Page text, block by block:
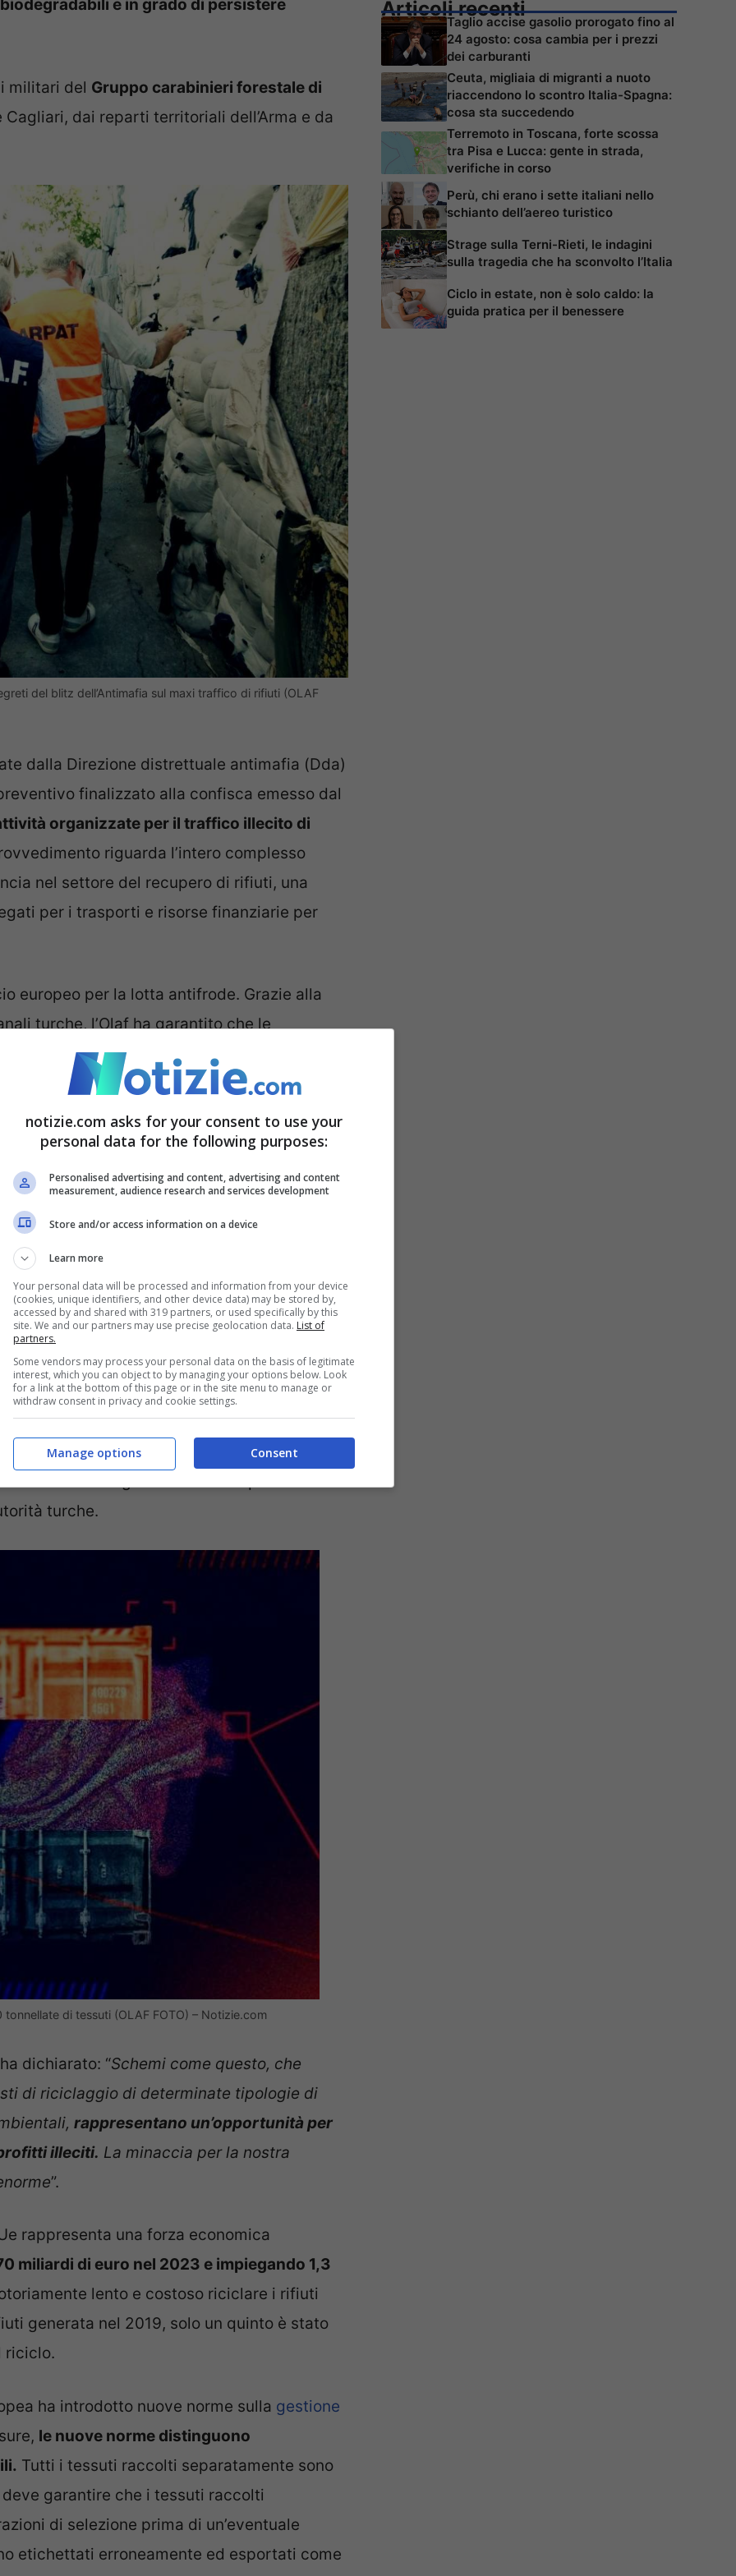
e in grado di persistere
militari del Gruppo carabinieri forestale di
dai reparti territoriali dell’Arma e da
del blitz dell’Antimafia sul maxi traffico di rifiuti (OLAF
dalla Direzione distrettuale antimafia (Dda)
finalizzato alla confisca emesso dal
organizzate per il traffico illecito di
riguarda l’intero complesso
nel settore del recupero di rifiuti, una
per i trasporti e risorse finanziarie per
europeo per la lotta antifrode. Grazie alla
turche, l’Olaf ha garantito che le
loro arrivo in Turchia.
Sono state
importati illegalmente dall’Italia alla
rinvenute quasi 2.100
sul posto organizzata dalle autorità turche
regionale toscana per la protezione
state rinvenute quasi 2.100 tonnellate di
diun impianto di riciclaggio turco gestito
e ai requisiti di autorizzazione turche.
di rifiuti tessili provenienti dall’Italiae
nel porto turco di Mersin, anch’esse
smaltite illegalmente. Tutte queste
turche.
di tessuti (OLAF FOTO) – Notizie.com
dichiarato: “Schemi come questo, che
di riciclaggio di determinate tipologie di
rappresentano un’opportunità per
illeciti. La minaccia per la nostra
”.
rappresenta una forza economica
miliardi di euro nel 2023 e impiegando 1,3
lento e costoso riciclare i rifiuti
generata nel 2019, solo un quinto è stato
riciclo.
ha introdotto nuove norme sulla gestione
le nuove norme distinguono
Tutti i tessuti raccolti separatamente sono
garantire che i tessuti raccolti
di selezione prima di un’eventuale
etichettati erroneamente ed esportati come
Articoli recenti
Taglio accise gasolio prorogato fino al
24 agosto: cosa cambia per i prezzi
dei carburanti
Ceuta, migliaia di migranti a nuoto
riaccendono lo scontro Italia-Spagna:
cosa sta succedendo
Terremoto in Toscana, forte scossa
tra Pisa e Lucca: gente in strada,
verifiche in corso
Perù, chi erano i sette italiani nello
schianto dell’aereo turistico
Strage sulla Terni-Rieti, le indagini
sulla tragedia che ha sconvolto l’Italia
Ciclo in estate, non è solo caldo: la
guida pratica per il benessere
notizie.com asks for your consent to use your
personal data for the following purposes:
Personalised advertising and content, advertising and content
measurement, audience research and services development
Store and/or access information on a device
Learn more
Your personal data will be processed and information from your device
(cookies, unique identifiers, and other device data) may be stored by,
accessed by and shared with 319 partners, or used specifically by this
site. We and our partners may use precise geolocation data. List of
partners.
Some vendors may process your personal data on the basis of legitimate
interest, which you can object to by managing your options below. Look
for a link at the bottom of this page or in the site menu to manage or
withdraw consent in privacy and cookie settings.
Consent
Manage options